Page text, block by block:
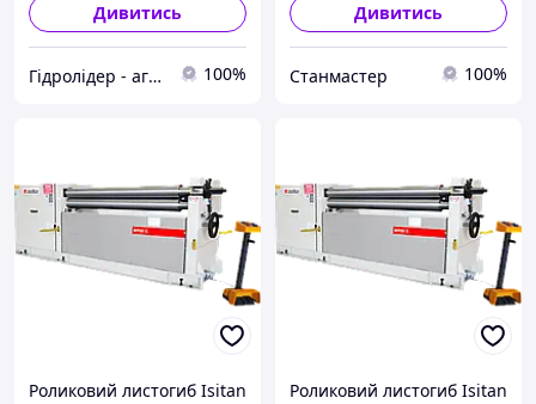
Дивитись
Гідролідер - агротехніка, промислове та будівельне обладнання 100%
Дивитись
Станмастер 100%
Роликовий листогиб Isitan
Роликовий листогиб Isitan